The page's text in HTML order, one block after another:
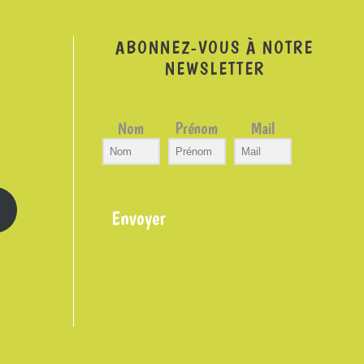
ABONNEZ-VOUS À NOTRE
NEWSLETTER
Nom Prénom Mail
Envoyer